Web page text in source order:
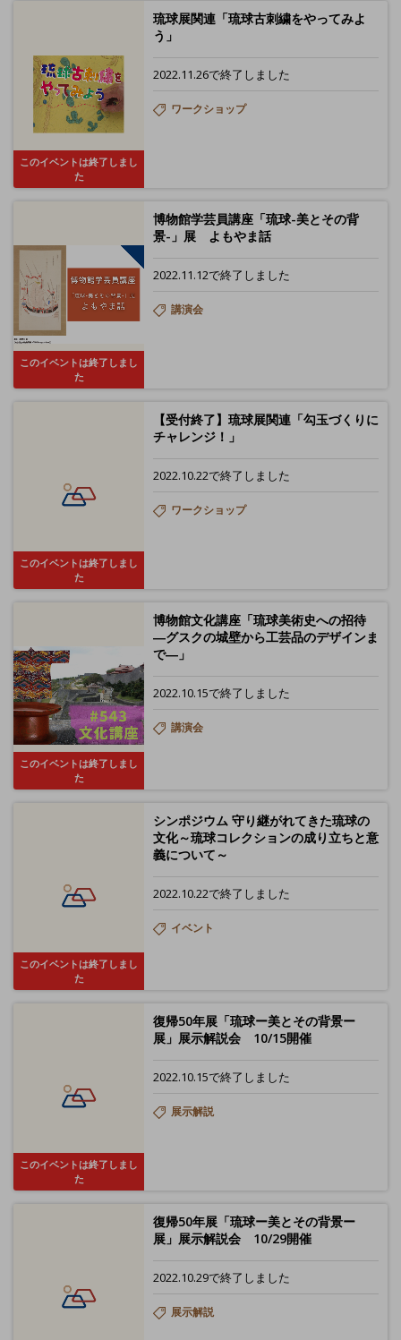
このイベントは終了しまし
た
琉球展関連「琉球古刺繍をやってみよ
う」
2022.11.26で終了しました
ワークショップ
このイベントは終了しまし
た
博物館学芸員講座「琉球-美とその背
景-」展 よもやま話
2022.11.12で終了しました
講演会
このイベントは終了しまし
た
【受付終了】琉球展関連「勾玉づくりに
チャレンジ！」
2022.10.22で終了しました
ワークショップ
このイベントは終了しまし
た
博物館文化講座「琉球美術史への招待
―グスクの城壁から工芸品のデザインま
で―」
2022.10.15で終了しました
講演会
このイベントは終了しまし
た
シンポジウム 守り継がれてきた琉球の
文化～琉球コレクションの成り立ちと意
義について～
2022.10.22で終了しました
イベント
このイベントは終了しまし
た
復帰50年展「琉球ー美とその背景ー
展」展示解説会 10/15開催
2022.10.15で終了しました
展示解説
復帰50年展「琉球ー美とその背景ー
展」展示解説会 10/29開催
2022.10.29で終了しました
展示解説